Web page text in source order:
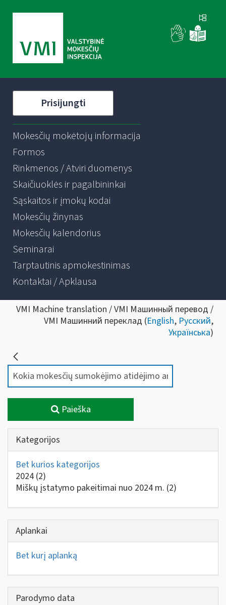
Prisijungti
Mokesčių mokėtojų informacija
Formos
Rinkmenos / Atviri duomenys
Skaičiuoklės ir pagalbininkai
Sąskaitos ir įmokų kodai
Mokesčių žinynas
Mokesčių kalendorius
Seminarai
Tarptautinis apmokestinimas
Kontaktai / Apklausa
VMI Machine translation / VMI Машинный перевод /
VMI Машинний переклад (English, Русский,
Українська)
Paieška
Kategorijos
Bet kurios kategorijos
2024 (2)
Miškų įstatymo pakeitimai nuo 2024 m. (2)
Aplankai
Bet kurį aplanką
Parodymo data